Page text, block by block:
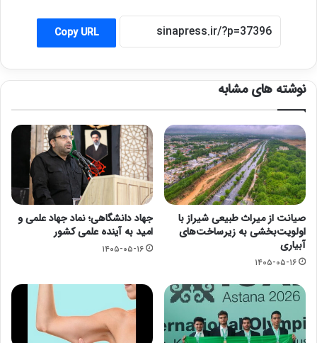
Copy URL
نوشته های مشابه
صیانت از میراث طبیعی شیراز با
اولویت‌بخشی به زیرساخت‌های
آبیاری
۱۴۰۵-۰۵-۱۶
جهاد دانشگاهی؛ نماد جهاد علمی و
امید به آینده علمی کشور
۱۴۰۵-۰۵-۱۶